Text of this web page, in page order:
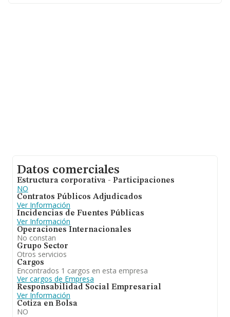
Datos comerciales
Estructura corporativa - Participaciones
NO
Contratos Públicos Adjudicados
Ver Información
Incidencias de Fuentes Públicas
Ver Información
Operaciones Internacionales
No constan
Grupo Sector
Otros servicios
Cargos
Encontrados 1 cargos en esta empresa
Ver cargos de Empresa
Responsabilidad Social Empresarial
Ver Información
Cotiza en Bolsa
NO